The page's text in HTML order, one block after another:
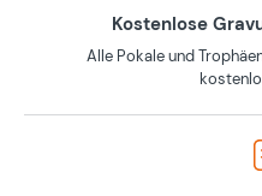
Kostenlose
Alle Pokale und